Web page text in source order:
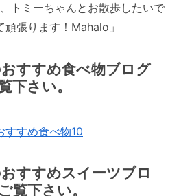
トミーちゃんとお散歩したいで
張ります！Mahalo」
すすめ食べ物ブログ
下さい。
すすめ食べ物10
すすめスイーツブロ
覧下さい。